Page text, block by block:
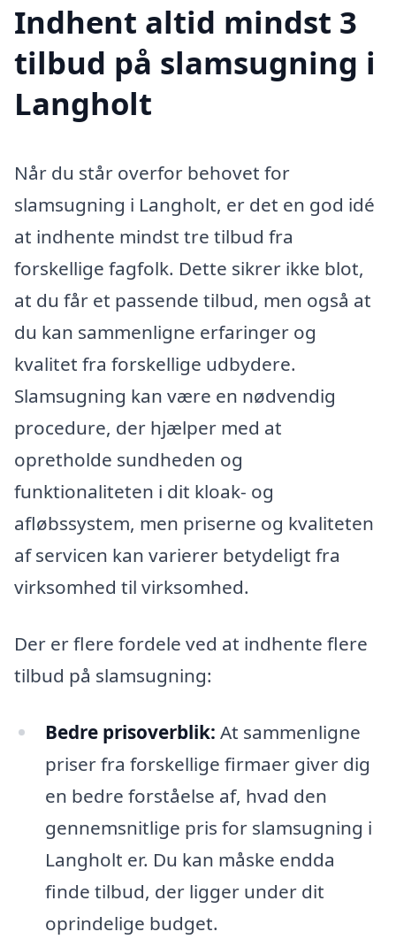
Indhent altid mindst 3
tilbud på slamsugning i
Langholt
Når du står overfor behovet for
slamsugning i Langholt, er det en god idé
at indhente mindst tre tilbud fra
forskellige fagfolk. Dette sikrer ikke blot,
at du får et passende tilbud, men også at
du kan sammenligne erfaringer og
kvalitet fra forskellige udbydere.
Slamsugning kan være en nødvendig
procedure, der hjælper med at
opretholde sundheden og
funktionaliteten i dit kloak- og
afløbssystem, men priserne og kvaliteten
af servicen kan varierer betydeligt fra
virksomhed til virksomhed.
Der er flere fordele ved at indhente flere
tilbud på slamsugning:
Bedre prisoverblik: At sammenligne
priser fra forskellige firmaer giver dig
en bedre forståelse af, hvad den
gennemsnitlige pris for slamsugning i
Langholt er. Du kan måske endda
finde tilbud, der ligger under dit
oprindelige budget.